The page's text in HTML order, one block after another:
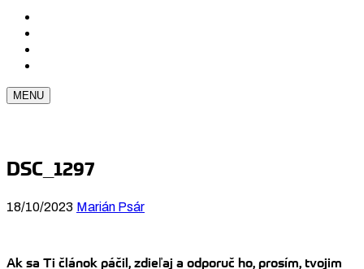
MENU
DSC_1297
18/10/2023 Marián Psár
Ak sa Ti článok páčil, zdieľaj a odporuč ho, prosím, tvojim